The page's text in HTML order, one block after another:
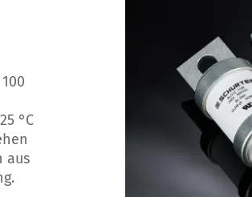
°C
aus